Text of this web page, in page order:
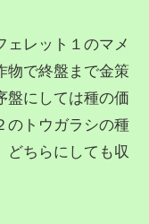
ェレット１のマメ
物で終盤まで金策
盤にしては種の価
のトウガラシの種
どちらにしても収